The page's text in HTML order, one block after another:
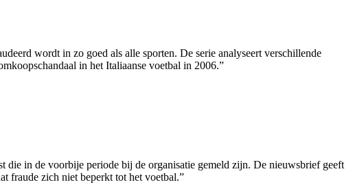
wordt in zo goed als alle sporten. De serie analyseert verschillende
in het Italiaanse voetbal in 2006.”
die in de voorbije periode bij de organisatie gemeld zijn. De nieuwsbrief geeft
fraude zich niet beperkt tot het voetbal.”